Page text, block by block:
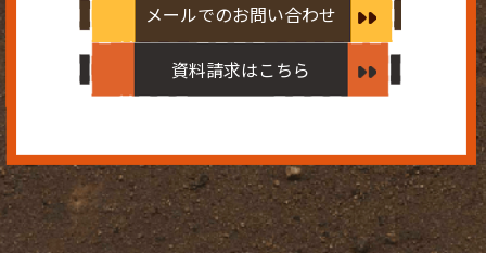
メールでのお問い合わせ
資料請求はこちら